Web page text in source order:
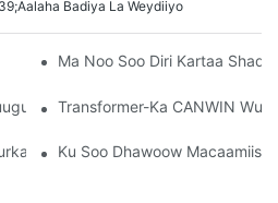
Badiya La Weydiiyo
NOTICE
Ma Noo Soo Diri Kartaa
Martiqaadeynaa Inaad Ka Soo
Transformer-Ka CANWIN
Leh Waxay Awood Siisaa
Ku Soo Dhawoow